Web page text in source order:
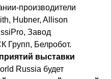
производители
Hubner, Allison
Завод
Групп, Белробот.
выставки
Russia будет